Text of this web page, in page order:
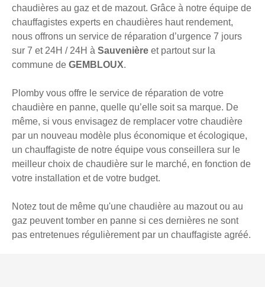
chaudières au gaz et de mazout. Grâce à notre équipe de
chauffagistes experts en chaudières haut rendement,
nous offrons un service de réparation d’urgence 7 jours
sur 7 et 24H / 24H à Sauvenière et partout sur la
commune de GEMBLOUX.
Plomby vous offre le service de réparation de votre
chaudière en panne, quelle qu’elle soit sa marque. De
même, si vous envisagez de remplacer votre chaudière
par un nouveau modèle plus économique et écologique,
un chauffagiste de notre équipe vous conseillera sur le
meilleur choix de chaudière sur le marché, en fonction de
votre installation et de votre budget.
Notez tout de même qu'une chaudière au mazout ou au
gaz peuvent tomber en panne si ces dernières ne sont
pas entretenues régulièrement par un chauffagiste agréé.